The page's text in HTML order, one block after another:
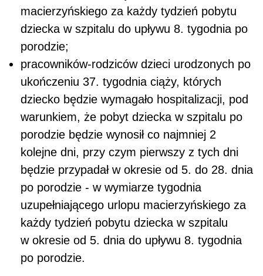
macierzyńskiego za każdy tydzień pobytu
dziecka w szpitalu do upływu 8. tygodnia po
porodzie;
pracowników-rodziców dzieci urodzonych po
ukończeniu 37. tygodnia ciąży, których
dziecko będzie wymagało hospitalizacji, pod
warunkiem, że pobyt dziecka w szpitalu po
porodzie będzie wynosił co najmniej 2
kolejne dni, przy czym pierwszy z tych dni
będzie przypadał w okresie od 5. do 28. dnia
po porodzie - w wymiarze tygodnia
uzupełniającego urlopu macierzyńskiego za
każdy tydzień pobytu dziecka w szpitalu
w okresie od 5. dnia do upływu 8. tygodnia
po porodzie.